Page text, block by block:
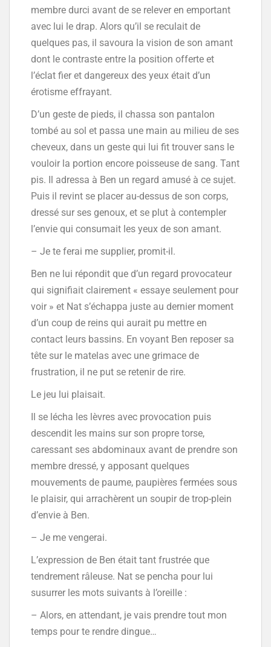
membre durci avant de se relever en emportant
avec lui le drap. Alors qu’il se reculait de
quelques pas, il savoura la vision de son amant
dont le contraste entre la position offerte et
l’éclat fier et dangereux des yeux était d’un
érotisme effrayant.
D’un geste de pieds, il chassa son pantalon
tombé au sol et passa une main au milieu de ses
cheveux, dans un geste qui lui fit trouver sans le
vouloir la portion encore poisseuse de sang. Tant
pis. Il adressa à Ben un regard amusé à ce sujet.
Puis il revint se placer au-dessus de son corps,
dressé sur ses genoux, et se plut à contempler
l’envie qui consumait les yeux de son amant.
– Je te ferai me supplier, promit-il.
Ben ne lui répondit que d’un regard provocateur
qui signifiait clairement « essaye seulement pour
voir » et Nat s’échappa juste au dernier moment
d’un coup de reins qui aurait pu mettre en
contact leurs bassins. En voyant Ben reposer sa
tête sur le matelas avec une grimace de
frustration, il ne put se retenir de rire.
Le jeu lui plaisait.
Il se lécha les lèvres avec provocation puis
descendit les mains sur son propre torse,
caressant ses abdominaux avant de prendre son
membre dressé, y apposant quelques
mouvements de paume, paupières fermées sous
le plaisir, qui arrachèrent un soupir de trop-plein
d’envie à Ben.
– Je me vengerai.
L’expression de Ben était tant frustrée que
tendrement râleuse. Nat se pencha pour lui
susurrer les mots suivants à l’oreille :
– Alors, en attendant, je vais prendre tout mon
temps pour te rendre dingue…